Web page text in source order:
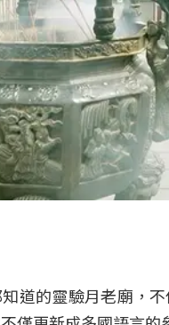
道的靈驗月老廟，